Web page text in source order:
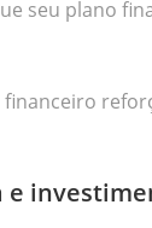
seu plano
e